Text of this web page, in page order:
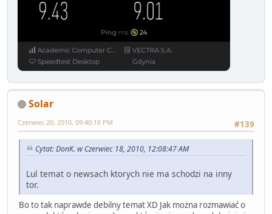
Solar
#139
Czerwiec 20, 2010, 09:40:16 PM
Cytat: DonK. w Czerwiec 18, 2010, 12:08:47 AM
Lul temat o newsach ktorych nie ma schodzi na inny
tor.
Bo to tak naprawde debilny temat XD Jak można rozmawiać o